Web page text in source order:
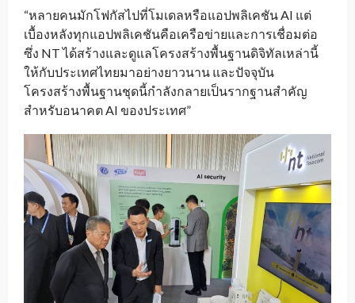
“หลายคนมักโฟกัสไปที่โมเดลหรือแอปพลิเคชัน AI แต่
เบื้องหลังทุกแอปพลิเคชันคือเครือข่ายและการเชื่อมต่อ
ซึ่ง NT ได้สร้างและดูแลโครงสร้างพื้นฐานดิจิทัลเหล่านี้
ให้กับประเทศไทยมาอย่างยาวนาน และปัจจุบัน
โครงสร้างพื้นฐานชุดนี้กำลังกลายเป็นรากฐานสำคัญ
สำหรับอนาคต AI ของประเทศ”